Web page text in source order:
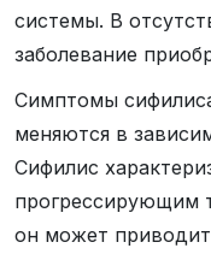
системы. В
заболевание
Симптомы
меняются в
Сифилис
прогрессирующим
он может